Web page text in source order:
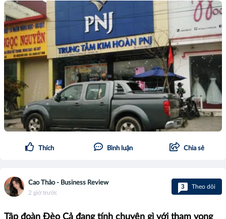
Thích Bình luận Chia sẻ
Cao Thảo - Business Review
2 giờ trước
3 Theo dõi
Tập đoàn Đèo Cả đang tính chuyện gì với tham vọng